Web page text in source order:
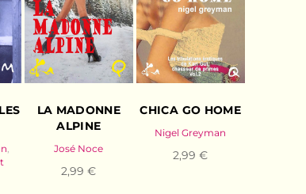
LA MADONNE
ALPINE
José Noce
2,99 €
CHICA GO HOME
Nigel Greyman
2,99 €